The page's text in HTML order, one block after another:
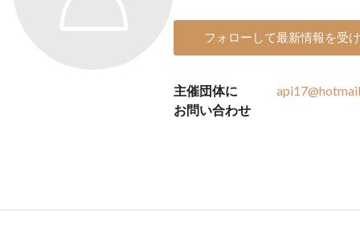
フォローして最新情報を受
主催団体に
お問い合わせ